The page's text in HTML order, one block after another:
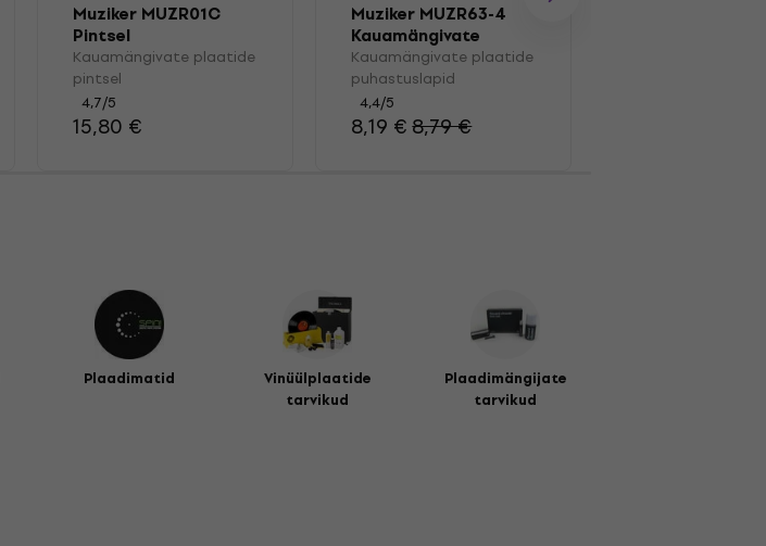
Muziker MUZR01C
Pintsel
Kauamängivate plaatide
pintsel
4,7/5
15,80 €
Muziker MUZR63-4
Kauamängivate
plaatide
puhastuslapid
Kauamängivate plaatide
puhastuslapid
4,4/5
8,19 €8,79 €
Plaadimatid
Vinüülplaatide
tarvikud
Plaadimängijate
tarvikud